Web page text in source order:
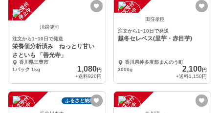
注
文
受
付
停
止
中
川端健司
注文から1~10日で発送
栄養価分析済み ねっとり甘い
さといも 「善光寺」
香川県三豊市
1パック 1kg
1,080円
+送料920円
注
文
受
付
停
止
中 田窪孝臣
注文から1~10日で発送
越冬セレベス(里芋・赤目芋)
香川県仲多度郡まんのう町
3000g
2,100円
+送料1,150円
注
文
受
付
停
止
中
ふるさと納税可 注
文
受
付
停
止
中